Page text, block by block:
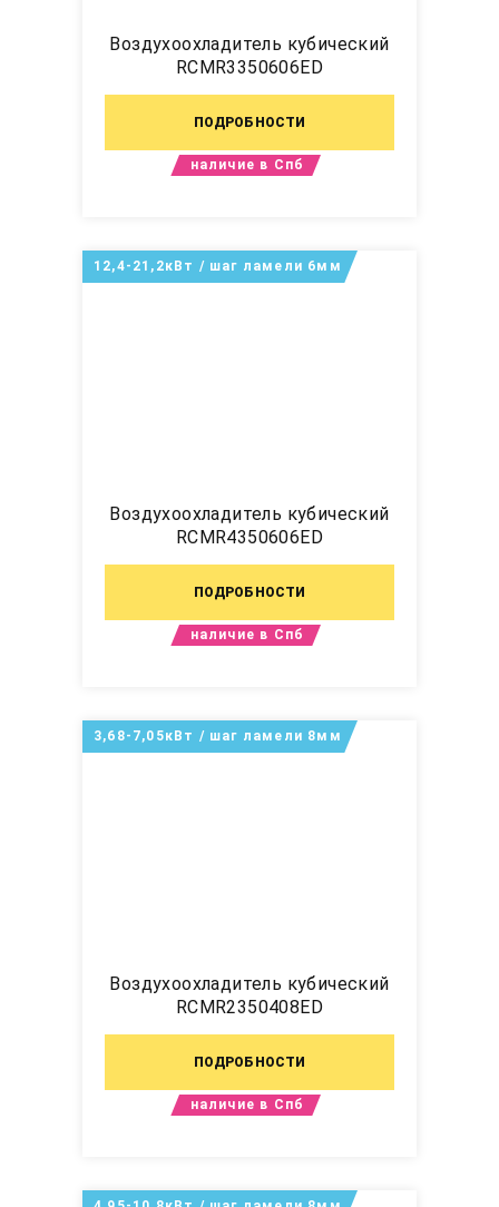
Воздухоохладитель кубический
RCMR3350606ED
ПОДРОБНОСТИ
наличие в Спб
Воздухоохладитель кубический
RCMR4350606ED
ПОДРОБНОСТИ
12,4-21,2кВт / шаг ламели 6мм
наличие в Спб
Воздухоохладитель кубический
RCMR2350408ED
ПОДРОБНОСТИ
3,68-7,05кВт / шаг ламели 8мм
наличие в Спб